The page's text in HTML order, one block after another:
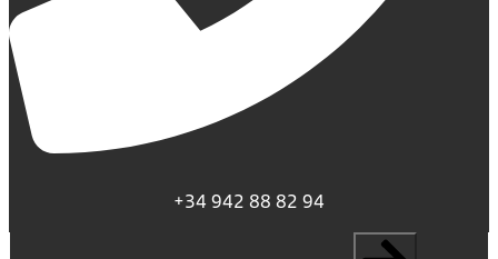
+34 942 88 82 94